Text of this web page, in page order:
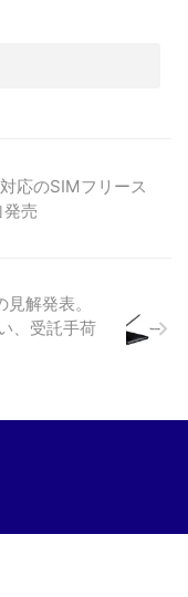
応のSIMフリース
売
解発表。
、受託手荷